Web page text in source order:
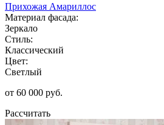
Прихожая Амариллос
Материал фасада:
Зеркало
Стиль:
Классический
Цвет:
Светлый
от 60 000 руб.
Рассчитать